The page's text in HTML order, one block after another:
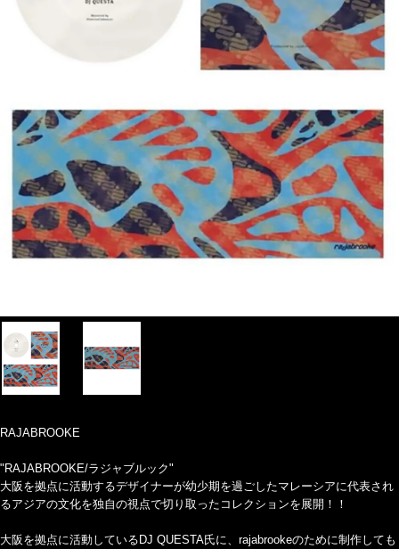
RAJABROOKE
"RAJABROOKE/ラジャブルック"
大阪を拠点に活動するデザイナーが幼少期を過ごしたマレーシアに代表され
るアジアの文化を独自の視点で切り取ったコレクションを展開！！
大阪を拠点に活動しているDJ QUESTA氏に、rajabrookeのために制作しても